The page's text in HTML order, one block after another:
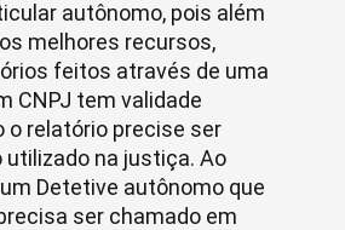
autônomo, pois além
melhores recursos,
feitos através de uma
CNPJ tem validade
o relatório precise ser
utilizado na justiça. Ao
Detetive autônomo que
ser chamado em